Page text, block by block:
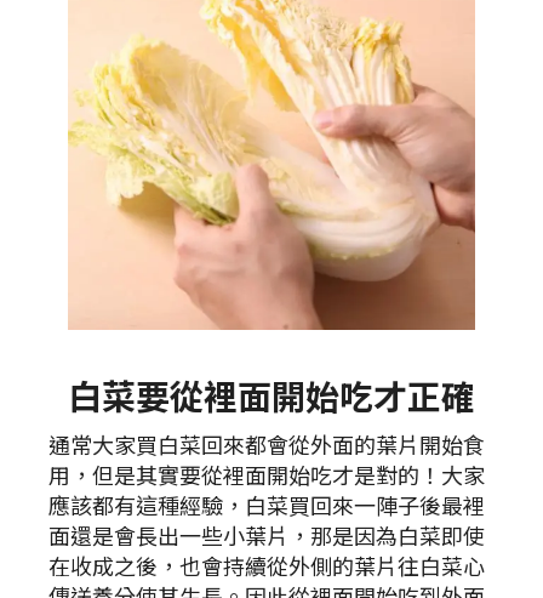
白菜要從裡面開始吃才正確
通常大家買白菜回來都會從外面的葉片開始食
用，但是其實要從裡面開始吃才是對的！大家
應該都有這種經驗，白菜買回來一陣子後最裡
面還是會長出一些小葉片，那是因為白菜即使
在收成之後，也會持續從外側的葉片往白菜心